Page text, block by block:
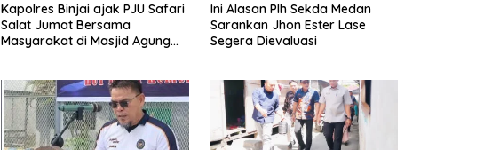
Kapolres Binjai ajak PJU Safari
Salat Jumat Bersama
Masyarakat di Masjid Agung
Ini Alasan Plh Sekda Medan
Sarankan Jhon Ester Lase
Segera Dievaluasi